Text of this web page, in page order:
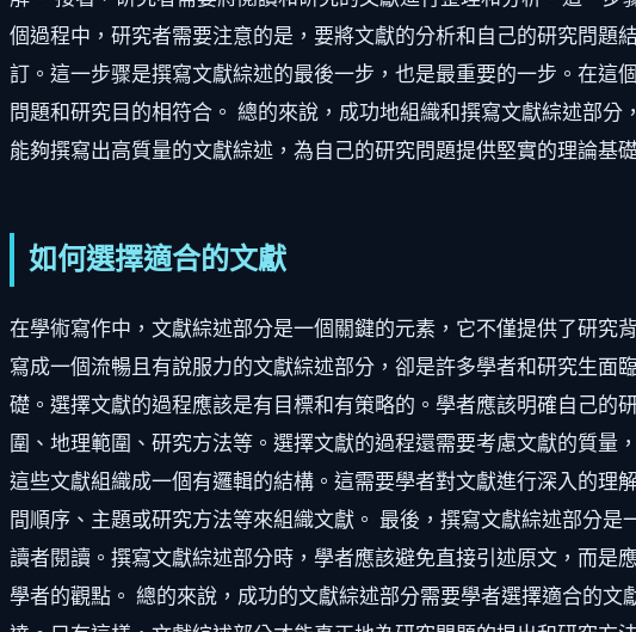
個過程中，研究者需要注意的是，要將文獻的分析和自己的研究問
訂。這一步骤是撰寫文獻綜述的最後一步，也是最重要的一步。在
問題和研究目的相符合。 總的來說，成功地組織和撰寫文獻綜述部
能夠撰寫出高質量的文獻綜述，為自己的研究問題提供堅實的理論基礎
如何選擇適合的文獻
在學術寫作中，文獻綜述部分是一個關鍵的元素，它不僅提供了研
寫成一個流暢且有說服力的文獻綜述部分，卻是許多學者和研究生
礎。選擇文獻的過程應該是有目標和有策略的。學者應該明確自己
圍、地理範圍、研究方法等。選擇文獻的過程還需要考慮文獻的質
這些文獻組織成一個有邏輯的結構。這需要學者對文獻進行深入的
間順序、主題或研究方法等來組織文獻。 最後，撰寫文獻綜述部分
讀者閱讀。撰寫文獻綜述部分時，學者應該避免直接引述原文，而
學者的觀點。 總的來說，成功的文獻綜述部分需要學者選擇適合的